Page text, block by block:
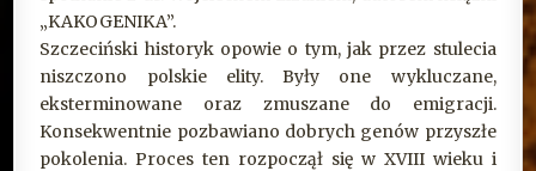
„KAKOGENIKA”.
Szczeciński historyk opowie o tym, jak przez stulecia
niszczono polskie elity. Były one wykluczane,
eksterminowane oraz zmuszane do emigracji.
Konsekwentnie pozbawiano dobrych genów przyszłe
pokolenia. Proces ten rozpoczął się w XVIII wieku i